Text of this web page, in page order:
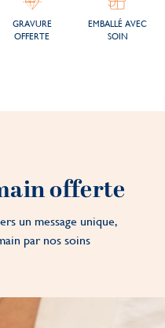
GRAVURE
OFFERTE
EMBALLÉ AVEC
SOIN
offerte
un message unique,
par nos soins